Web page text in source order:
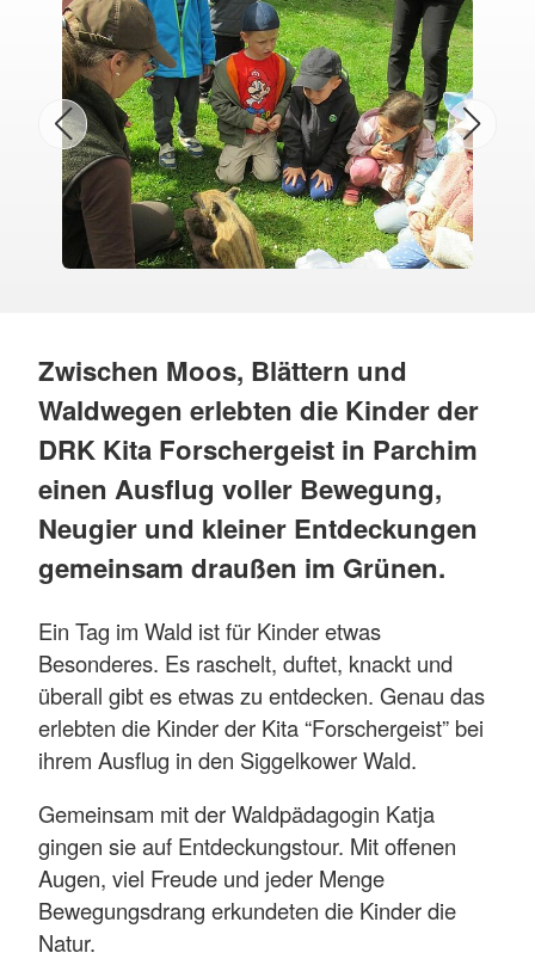
Zwischen Moos, Blättern und
Waldwegen erlebten die Kinder der
DRK Kita Forschergeist in Parchim
einen Ausflug voller Bewegung,
Neugier und kleiner Entdeckungen
gemeinsam draußen im Grünen.
Ein Tag im Wald ist für Kinder etwas
Besonderes. Es raschelt, duftet, knackt und
überall gibt es etwas zu entdecken. Genau das
erlebten die Kinder der Kita “Forschergeist” bei
ihrem Ausflug in den Siggelkower Wald.
Gemeinsam mit der Waldpädagogin Katja
gingen sie auf Entdeckungstour. Mit offenen
Augen, viel Freude und jeder Menge
Bewegungsdrang erkundeten die Kinder die
Natur.